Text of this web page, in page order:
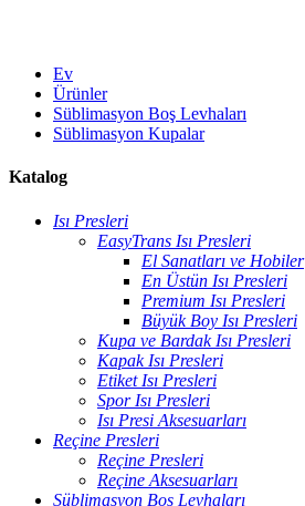
Ev
Ürünler
Süblimasyon Boş Levhaları
Süblimasyon Kupalar
Katalog
Isı Presleri
EasyTrans Isı Presleri
El Sanatları ve Hobiler
En Üstün Isı Presleri
Premium Isı Presleri
Büyük Boy Isı Presleri
Kupa ve Bardak Isı Presleri
Kapak Isı Presleri
Etiket Isı Presleri
Spor Isı Presleri
Isı Presi Aksesuarları
Reçine Presleri
Reçine Presleri
Reçine Aksesuarları
Süblimasyon Boş Levhaları